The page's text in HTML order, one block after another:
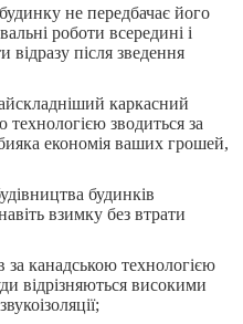
не передбачає його
роботи всередині і
відразу після зведення
каркасний
технологією зводиться за
економія ваших грошей,
будинків
взимку без втрати
за канадською технологією
відрізняються високими